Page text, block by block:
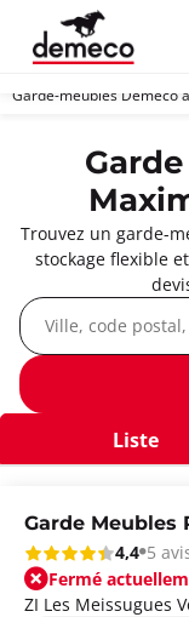
Garde-meubles Demeco
Trouvez un garde-
stockage flexible
Liste
Garde Meubles
4,4 5
Fermé
ZI Les Meissugues